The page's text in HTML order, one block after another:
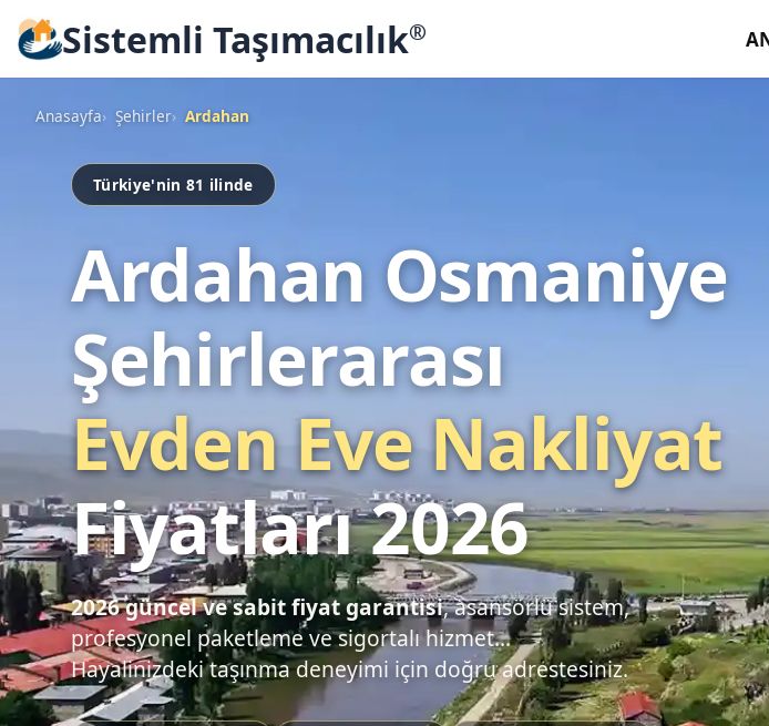
Sistemli Taşımacılık®
Anasayfa Şehirler Ardahan
Türkiye'nin 81 ilinde
Ardahan Osmaniye
Şehirlerarası
Evden Eve Nakliyat
Fiyatları 2026
2026 güncel ve sabit fiyat garantisi, asansörlü sistem,
profesyonel paketleme ve sigortalı hizmet...
Hayalinizdeki taşınma deneyimi için doğru adrestesiniz.